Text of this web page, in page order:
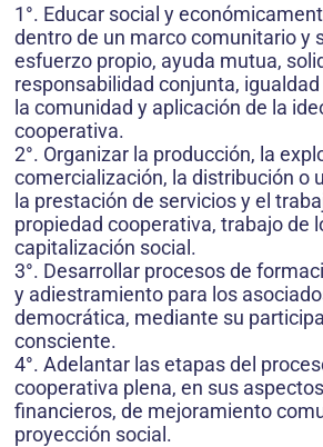
1°. Educar social y
dentro de un marco comunitario y
esfuerzo propio, ayuda mutua,
responsabilidad conjunta,
la comunidad y aplicación de la
cooperativa.
2°. Organizar la producción, la
comercialización, la distribución o
la prestación de servicios y el
propiedad cooperativa, trabajo de
capitalización social.
3°. Desarrollar procesos de
y adiestramiento para los
democrática, mediante su
consciente.
4°. Adelantar las etapas del
cooperativa plena, en sus
financieros, de mejoramiento
proyección social.